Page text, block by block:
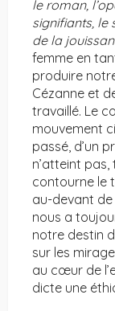
le roman,
signifiants, le
de la
femme en
produire
Cézanne et
travaillé. Le
mouvement
passé, d’un
n’atteint pas,
contourne le
au-devant
nous a
notre destin
sur les
au cœur de
dicte une